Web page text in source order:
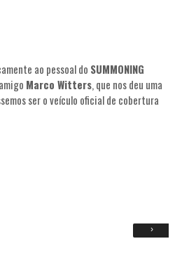
ao pessoal do SUMMONING
Marco Witters, que nos deu uma
ser o veículo oficial de cobertura
›